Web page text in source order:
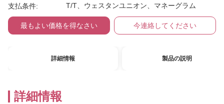
支払条件: T/T、ウェスタンユニオン、マネーグラム
最もよい価格を得なさい 今連絡してください
詳細情報 製品の説明
詳細情報